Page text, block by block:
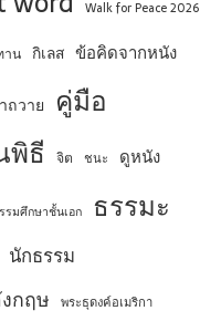
Walk for Peace 2026
าน กิเลส ข้อคิดจากหนัง
ถวาย คู่มือ
พิธี จิต ชนะ ดูหนัง
รมศึกษาชั้นเอก ธรรมะ
นักธรรม
กฤษ พระธุดงค์อเมริกา